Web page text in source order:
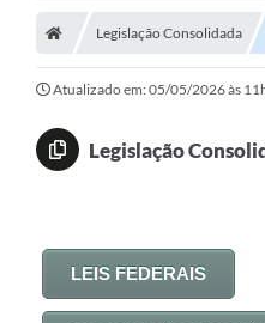
Certificações
Investimentos
Educação Previdenciária
Legislação Consolidada
Atualizado em: 05/05/2026 às
Legislação
LEIS FEDERAIS